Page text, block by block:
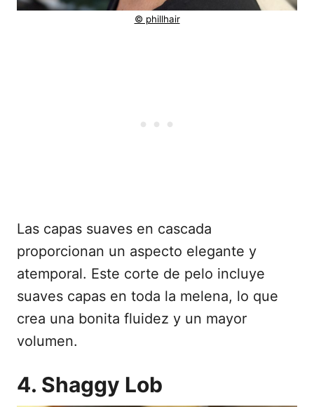
© phillhair
Las capas suaves en cascada
proporcionan un aspecto elegante y
atemporal. Este corte de pelo incluye
suaves capas en toda la melena, lo que
crea una bonita fluidez y un mayor
volumen.
4. Shaggy Lob